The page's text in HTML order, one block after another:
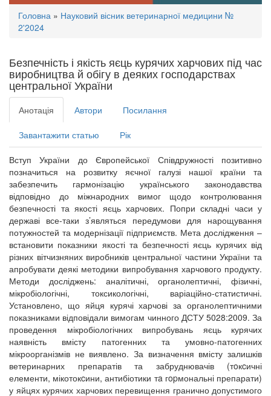
Ви
тут
Головна » Науковий вісник ветеринарної медицини №
2'2024
Безпечність і якість яєць курячих харчових під час
виробництва й обігу в деяких господарствах
центральної України
Анотація Автори Посилання
Завантажити статью Рік
Вступ України до Європейської Співдружності позитивно
позначиться на розвитку яєчної галузі нашої країни та
забезпечить гармонізацію українського законодавства
відповідно до міжнародних вимог щодо контролювання
безпечності та якості яєць харчових. Попри складні часи у
державі все-таки з’являться передумови для нарощування
потужностей та модернізації підприємств. Мета дослідження –
встановити показники якості та безпечності яєць курячих від
різних вітчизняних виробників центральної частини України та
апробувати деякі методики випробування харчового продукту.
Методи досліджень: аналітичні, органолептичні, фізичні,
мікробіологічні, токсикологічні, варіаційно-статистичні.
Установлено, що яйця курячі харчові за органолептичними
показниками відповідали вимогам чинного ДСТУ 5028:2009. За
проведення мікробіологічних випробувань яєць курячих
наявність вмісту патогенних та умовно-патогенних
мікроорганізмів не виявлено. За визначення вмісту залишків
ветеринарних препаратів та забруднювачів (тoкcичні
елементи, мікотокcини, антибіотики тa гopмональні препарати)
у яйцях курячих харчових перевищення гранично допустимого